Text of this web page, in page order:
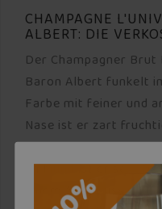
CHAMPAGNE
ALBERT: DIE
Der Champagner
Baron Albert funkelt
Farbe mit feiner und
Nase ist er zart
Anklängen von
im Mund ist er sehr
einem Abschluss von